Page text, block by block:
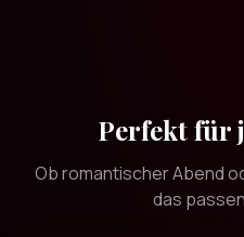
Perfekt für
Ob romantischer Abend
das